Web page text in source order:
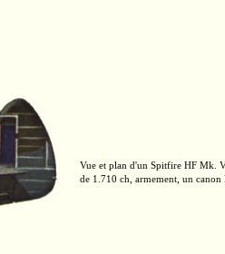
Vue et plan d'un Spitfire HF Mk.
de 1.710 ch, armement, un canon